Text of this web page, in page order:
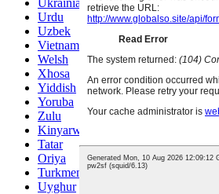
Urdu
Uzbek
Vietnamese
Welsh
Xhosa
Yiddish
Yoruba
Zulu
Kinyarwanda
Tatar
Oriya
Turkmen
Uyghur